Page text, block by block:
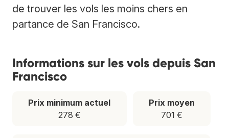
de trouver les vols les moins chers en
partance de San Francisco.
Informations sur les vols depuis San
Francisco
Prix minimum actuel
278 €
Prix moyen
701 €